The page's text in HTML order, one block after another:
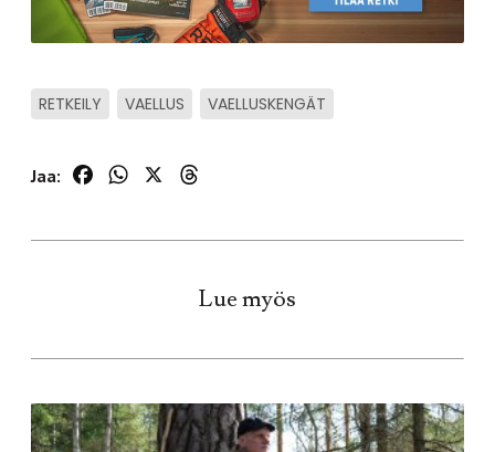
RETKEILY VAELLUS VAELLUSKENGÄT
Jaa: FacebookWhatsApp
Lue myös